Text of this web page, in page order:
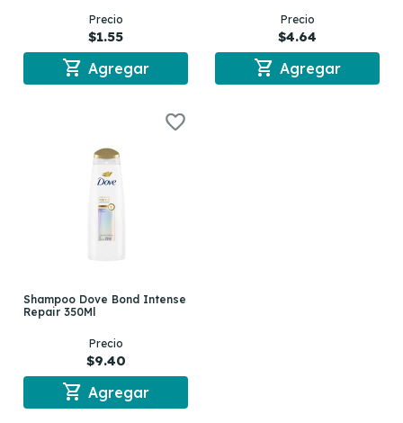
Precio
$1.55
shopping_cart Agregar
Precio
$4.64
shopping_cart Agregar
Shampoo Dove Bond Intense
Repair 350Ml
Precio
$9.40
shopping_cart Agregar